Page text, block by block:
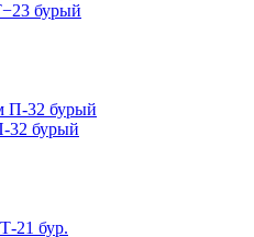
бурый
32 бурый